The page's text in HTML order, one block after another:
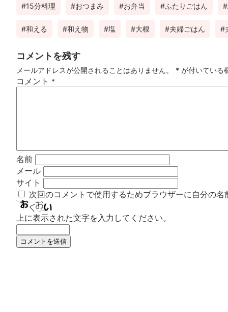
ok
est
15分料理 おつまみ お弁当 ふたりごはん
和える 和え物 塩 大根 夫婦ごはん
コメントを残す
メールアドレスが公開されることはありません。 * が付いている
コメント *
名前
メール
サイト
次回のコメントで使用するためブラウザーに自分の
上に表示された文字を入力してください。